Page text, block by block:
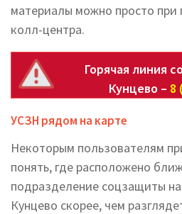
материалы можно просто
колл-центра.
Горячая линия
Кунцево – 8
УСЗН рядом на карте
Некоторым пользователям
понять, где расположено
подразделение соцзащиты
Кунцево скорее, чем